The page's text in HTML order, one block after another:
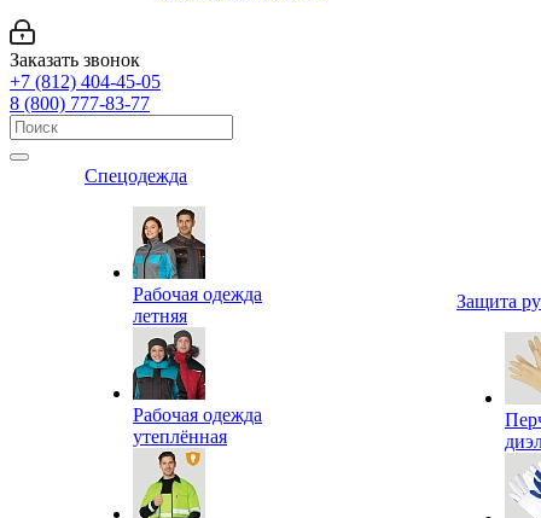
Заказать звонок
+7 (812) 404-45-05
8 (800) 777-83-77
Спецодежда
Рабочая одежда
летняя
Рабочая одежда
утеплённая
Защита